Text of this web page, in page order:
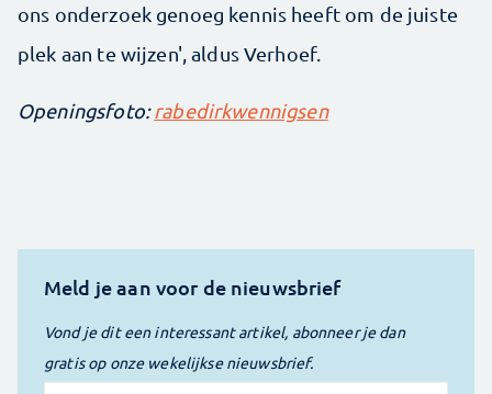
ons onderzoek genoeg kennis heeft om de juiste
plek aan te wijzen', aldus Verhoef.
Openingsfoto:rabedirkwennigsen
Meld je aan voor de nieuwsbrief
Vond je dit een interessant artikel, abonneer je dan
gratis op onze wekelijkse nieuwsbrief.